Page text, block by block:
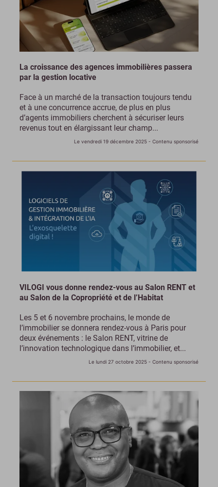
La croissance des agences immobilières passera
par la gestion locative
Face à un marché de la transaction toujours tendu
et à une concurrence accrue, de plus en plus
d’agents immobiliers cherchent à sécuriser leurs
revenus tout en élargissant leur champ...
Le vendredi 19 décembre 2025 - Contenu sponsorisé
VILOGI vous donne rendez-vous au Salon RENT et
au Salon de la Copropriété et de l’Habitat
Les 5 et 6 novembre prochains, le monde de
l’immobilier se donnera rendez-vous à Paris pour
deux événements : le Salon RENT, vitrine de
l’innovation technologique dans l’immobilier, et...
Le lundi 27 octobre 2025 - Contenu sponsorisé